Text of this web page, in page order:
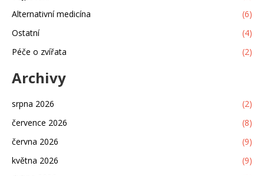
Alternativní medicína
(6)
Ostatní
(4)
Péče o zvířata
(2)
Archivy
srpna 2026
(2)
července 2026
(8)
června 2026
(9)
května 2026
(9)